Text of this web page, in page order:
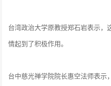
台湾政治大学原教授郑石岩表示
情起到了积极作用。
台中慈光禅学院院长惠空法师表